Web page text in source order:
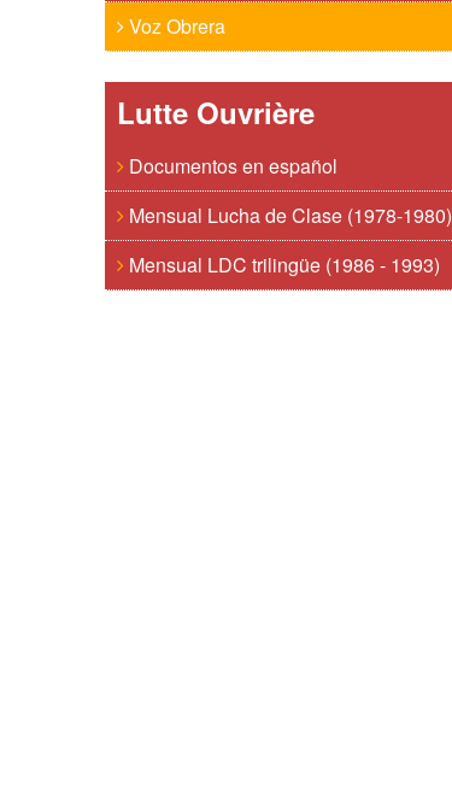
Voz Obrera
Lutte Ouvrière
Documentos en español
Mensual Lucha de Clase (1978-1980)
Mensual LDC trilingüe (1986 - 1993)